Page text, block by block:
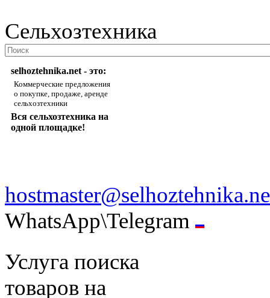
Сельхозтехника
selhoztehnika.net - это:
Коммерческие предложения
о покупке, продаже, аренде
сельхозтехники
Вся сельхозтехника на
одной площадке!
WhatsApp\Telegram
Услуга поиска
товаров на